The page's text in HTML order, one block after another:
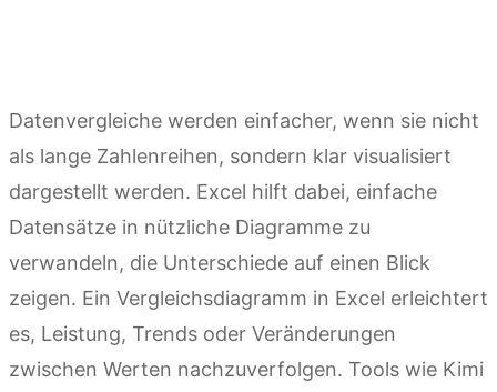
Datenvergleiche werden einfacher, wenn sie nicht
als lange Zahlenreihen, sondern klar visualisiert
dargestellt werden. Excel hilft dabei, einfache
Datensätze in nützliche Diagramme zu
verwandeln, die Unterschiede auf einen Blick
zeigen. Ein Vergleichsdiagramm in Excel erleichtert
es, Leistung, Trends oder Veränderungen
zwischen Werten nachzuverfolgen. Tools wie Kimi